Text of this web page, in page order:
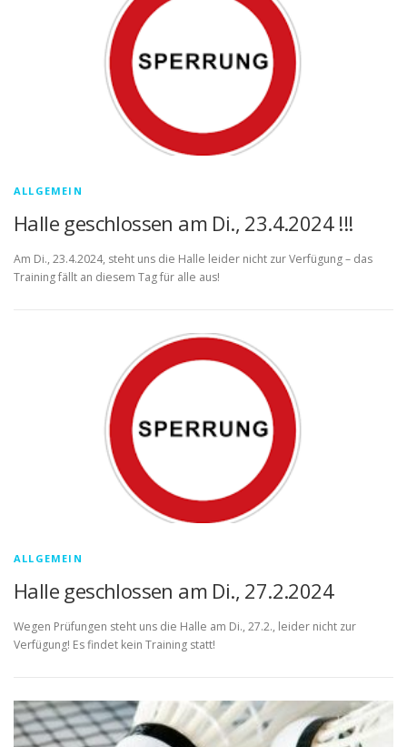
ALLGEMEIN
Halle geschlossen am Di., 23.4.2024 !!!
Am Di., 23.4.2024, steht uns die Halle leider nicht zur Verfügung – das
Training fällt an diesem Tag für alle aus!
ALLGEMEIN
Halle geschlossen am Di., 27.2.2024
Wegen Prüfungen steht uns die Halle am Di., 27.2., leider nicht zur
Verfügung! Es findet kein Training statt!